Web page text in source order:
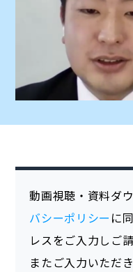
動画視聴・資料ダ
バシーポリシー に
レスをご入力しご
またご入力いただ